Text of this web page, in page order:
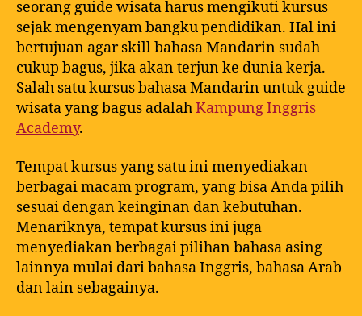
seorang guide wisata harus mengikuti kursus
sejak mengenyam bangku pendidikan. Hal ini
bertujuan agar skill bahasa Mandarin sudah
cukup bagus, jika akan terjun ke dunia kerja.
Salah satu kursus bahasa Mandarin untuk guide
wisata yang bagus adalahKampung Inggris
Academy.
Tempat kursus yang satu ini menyediakan
berbagai macam program, yang bisa Anda pilih
sesuai dengan keinginan dan kebutuhan.
Menariknya, tempat kursus ini juga
menyediakan berbagai pilihan bahasa asing
lainnya mulai dari bahasa Inggris, bahasa Arab
dan lain sebagainya.